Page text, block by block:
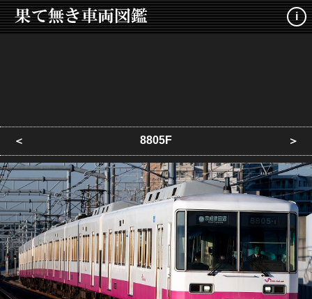
i
＜ 8805F ＞